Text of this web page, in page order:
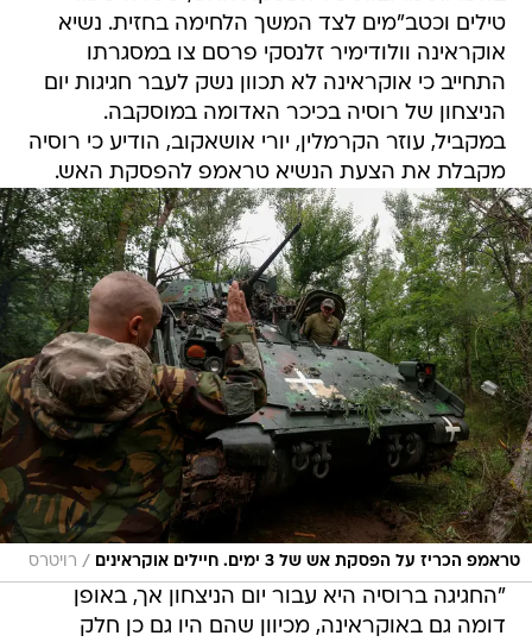
טילים וכטב"מים לצד המשך הלחימה בחזית. נשיא
אוקראינה וולודימיר זלנסקי פרסם צו במסגרתו
התחייב כי אוקראינה לא תכוון נשק לעבר חגיגות יום
הניצחון של רוסיה בכיכר האדומה במוסקבה.
במקביל, עוזר הקרמלין, יורי אושאקוב, הודיע כי רוסיה
מקבלת את הצעת הנשיא טראמפ להפסקת האש.
טראמפ הכריז על הפסקת אש של 3 ימים. חיילים אוקראינים / רויטרס
"החגיגה ברוסיה היא עבור יום הניצחון אך, באופן
דומה גם באוקראינה, מכיוון שהם היו גם כן חלק